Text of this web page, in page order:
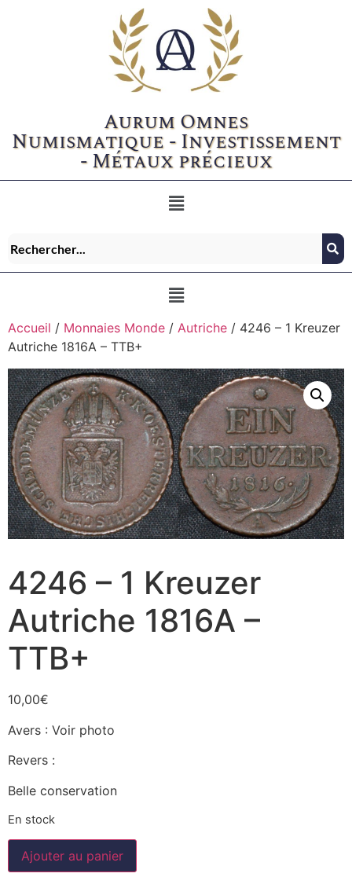
Aurum Omnes
Numismatique - Investissement
- Métaux précieux
Accueil / Monnaies Monde / Autriche / 4246 – 1 Kreuzer
Autriche 1816A – TTB+
4246 – 1 Kreuzer
Autriche 1816A –
TTB+
10,00€
Avers : Voir photo
Revers :
Belle conservation
En stock
Ajouter au panier